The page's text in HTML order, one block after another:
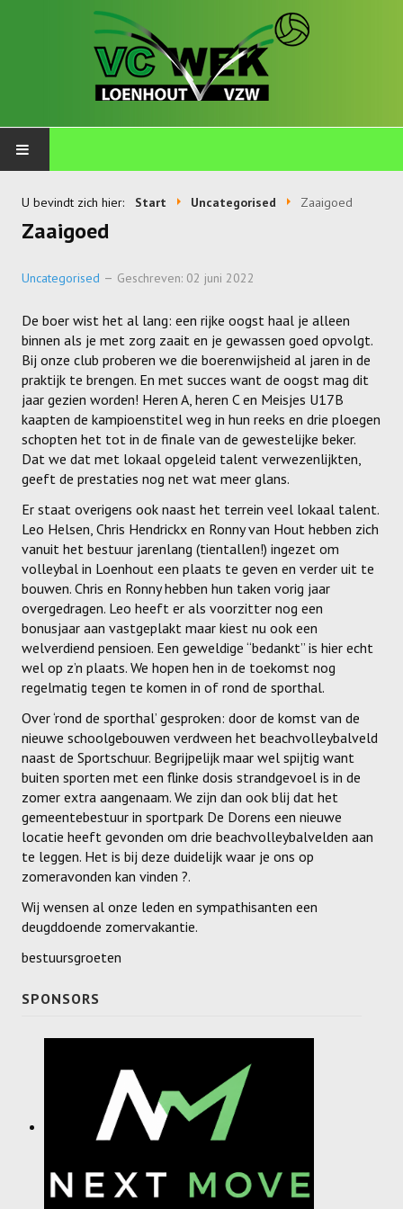
Talents
Wekkids
Jongens U11-B
Jongens U11-C
Meisjes U11-D
Meisjes U11 E
Meisjes U13-A
Meisjes U13-B
Meisjes U13-C
Jongens U15
Meisjes U15-A
Meisjes U15-B
Jongens U17
Meisjes U17-A
Meisjes U17-B
Dames
Dames A
Dames C
Dames D
Dames E
Dames F
Heren C
U bevindt zich hier: Start Uncategorised Zaaigoed
Zaaigoed
Uncategorised Geschreven: 02 juni 2022
De boer wist het al lang: een rijke oogst haal je alleen
binnen als je met zorg zaait en je gewassen goed opvolgt.
Bij onze club proberen we die boerenwijsheid al jaren in de
praktijk te brengen. En met succes want de oogst mag dit
jaar gezien worden! Heren A, heren C en Meisjes U17B
kaapten de kampioenstitel weg in hun reeks en drie ploegen
schopten het tot in de finale van de gewestelijke beker.
Dat we dat met lokaal opgeleid talent verwezenlijkten,
geeft de prestaties nog net wat meer glans.
Er staat overigens ook naast het terrein veel lokaal talent.
Leo Helsen, Chris Hendrickx en Ronny van Hout hebben zich
vanuit het bestuur jarenlang (tientallen!) ingezet om
volleybal in Loenhout een plaats te geven en verder uit te
bouwen. Chris en Ronny hebben hun taken vorig jaar
overgedragen. Leo heeft er als voorzitter nog een
bonusjaar aan vastgeplakt maar kiest nu ook een
welverdiend pensioen. Een geweldige “bedankt” is hier echt
wel op z’n plaats. We hopen hen in de toekomst nog
regelmatig tegen te komen in of rond de sporthal.
Over ‘rond de sporthal’ gesproken: door de komst van de
nieuwe schoolgebouwen verdween het beachvolleybalveld
naast de Sportschuur. Begrijpelijk maar wel spijtig want
buiten sporten met een flinke dosis strandgevoel is in de
zomer extra aangenaam. We zijn dan ook blij dat het
gemeentebestuur in sportpark De Dorens een nieuwe
locatie heeft gevonden om drie beachvolleybalvelden aan
te leggen. Het is bij deze duidelijk waar je ons op
zomeravonden kan vinden ?.
Wij wensen al onze leden en sympathisanten een
deugddoende zomervakantie.
bestuursgroeten
SPONSORS